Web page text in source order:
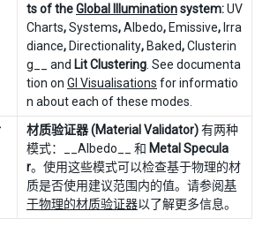
ts of theGlobal Illuminationsystem:UV
Charts,Systems,Albedo, Emissive, Irra
diance, Directionality, Baked,Clusterin
g__ and Lit Clustering. See documenta
tion on GI Visualisations for informatio
n about each of these modes.
材质验证器 (Material Validator)有两种
模式：__Albedo__ 和 Metal Specula
r。使用这些模式可以检查基于物理的材
质是否使用建议范围内的值。请参阅基
于物理的材质验证器以了解更多信息。